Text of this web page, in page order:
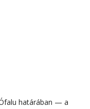
határában — a